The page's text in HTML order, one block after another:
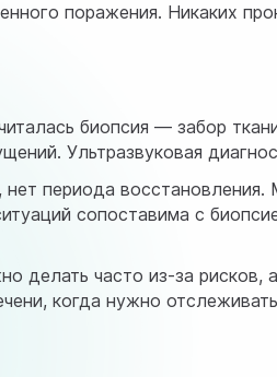
поражения. Никаких
биопсия — забор
Ультразвуковая
периода
сопоставима с
часто из-за
когда нужно